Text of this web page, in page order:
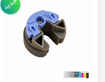
جدید